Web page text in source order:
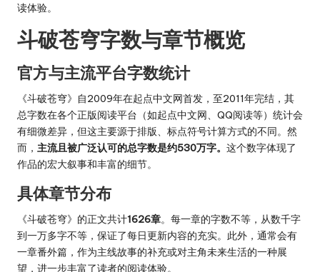
读体验。
斗破苍穹字数与章节概览
官方与主流平台字数统计
《斗破苍穹》自2009年在起点中文网首发，至2011年完结，其
总字数在各个正版阅读平台（如起点中文网、QQ阅读等）统计会
有细微差异，但这主要源于排版、标点符号计算方式的不同。然
而， 主流且被广泛认可的总字数是约530万字。 这个数字体现了
作品的宏大叙事和丰富的细节。
具体章节分布
《斗破苍穹》的正文共计1626章。每一章的字数不等，从数千字
到一万多字不等，保证了每日更新内容的充实。此外，通常会有
一章番外篇，作为主线故事的补充或对主角未来生活的一种展
望，进一步丰富了读者的阅读体验。